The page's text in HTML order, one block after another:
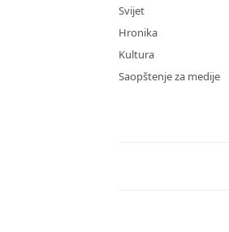
Svijet
Hronika
Kultura
Saopštenje za medije